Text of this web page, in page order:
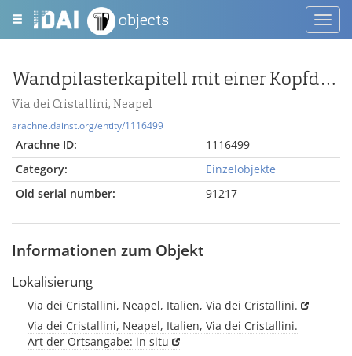
objects
Wandpilasterkapitell mit einer Kopfdarstellung
Via dei Cristallini, Neapel
arachne.dainst.org/entity/1116499
Arachne ID:
1116499
Category:
Einzelobjekte
Old serial number:
91217
Informationen zum Objekt
Lokalisierung
Via dei Cristallini, Neapel, Italien, Via dei Cristallini.
Via dei Cristallini, Neapel, Italien, Via dei Cristallini.
Art der Ortsangabe: in situ